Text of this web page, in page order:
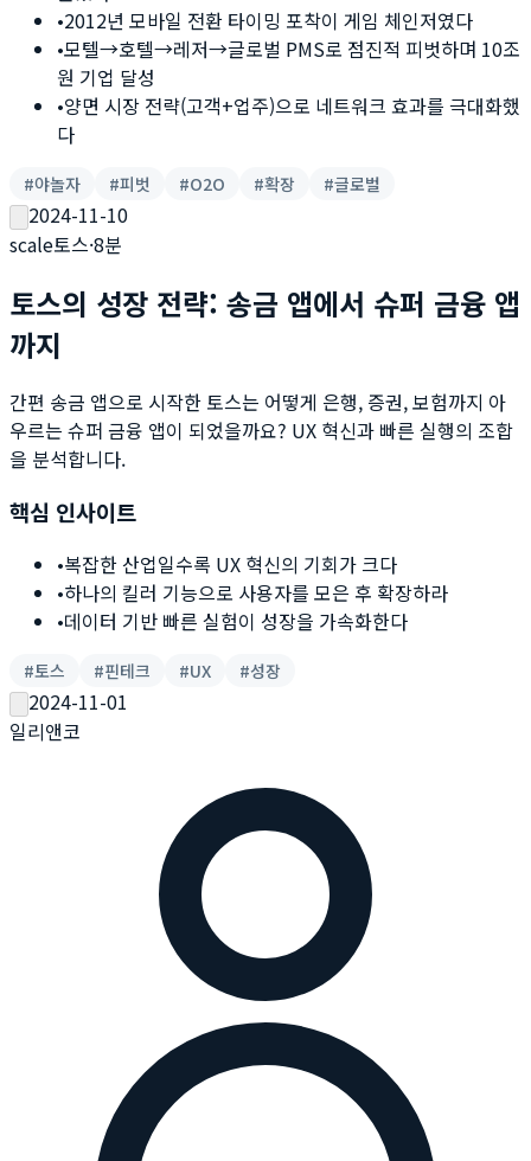
•2012년 모바일 전환 타이밍 포착이 게임 체인저였다
•모텔→호텔→레저→글로벌 PMS로 점진적 피벗하며 10조
원 기업 달성
•양면 시장 전략(고객+업주)으로 네트워크 효과를 극대화했
다
#야놀자 #피벗 #O2O #확장 #글로벌
2024-11-10
scale토스·8분
토스의 성장 전략: 송금 앱에서 슈퍼 금융 앱
까지
간편 송금 앱으로 시작한 토스는 어떻게 은행, 증권, 보험까지 아
우르는 슈퍼 금융 앱이 되었을까요? UX 혁신과 빠른 실행의 조합
을 분석합니다.
핵심 인사이트
•복잡한 산업일수록 UX 혁신의 기회가 크다
•하나의 킬러 기능으로 사용자를 모은 후 확장하라
•데이터 기반 빠른 실험이 성장을 가속화한다
#토스 #핀테크 #UX #성장
2024-11-01
일리앤코